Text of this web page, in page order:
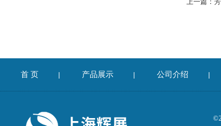
首 页 | 产品展示 | 公司介绍 |